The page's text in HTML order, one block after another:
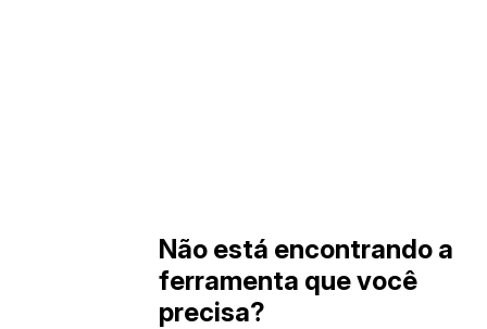
Não está encontrando a
ferramenta que você
precisa?